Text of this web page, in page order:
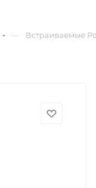
— Встраиваемые